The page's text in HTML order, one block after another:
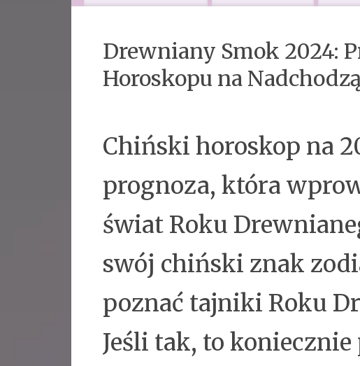
Drewniany Smok 2024:
Horoskopu na
Chiński horoskop na
prognoza, która
świat Roku
swój chiński znak
poznać tajniki Roku
Jeśli tak, to